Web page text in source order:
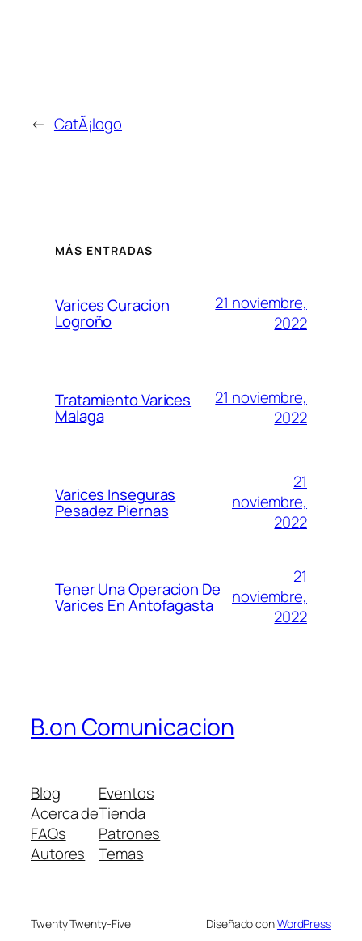
← CatÃ¡logo
MÁS ENTRADAS
Varices Curacion
Logroño
21 noviembre,
2022
Tratamiento Varices
Malaga
21 noviembre,
2022
Varices Inseguras
Pesadez Piernas
21
noviembre,
2022
Tener Una Operacion De
Varices En Antofagasta
21
noviembre,
2022
B.on Comunicacion
Blog
Acerca de
FAQs
Autores
Eventos
Tienda
Patrones
Temas
Twenty Twenty-Five Diseñado conWordPress